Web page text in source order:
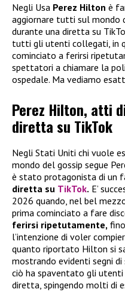
Negli Usa Perez Hilton è
aggiornare tutti sul mondo
durante una diretta su
tutti gli utenti collegati, in
cominciato a ferirsi
spettatori a chiamare la
ospedale. Ma vediamo
Perez Hilton, atti
diretta su TikTok
Negli Stati Uniti chi vuole
mondo del gossip segue
è stato protagonista di un
diretta su TikTok. E’
2026 quando, nel bel
prima cominciato a fare
ferirsi ripetutamente,
l’intenzione di voler
quanto riportato Hilton si
mostrando evidenti segni
ciò ha spaventato gli
diretta, spingendo molti di